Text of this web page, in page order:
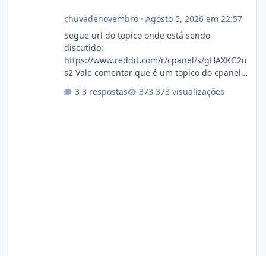
chuvadenovembro· Agosto 5, 2026 em 22:57
Segue url do topico onde está sendo
discutido:
https://www.reddit.com/r/cpanel/s/gHAXKG2u
s2 Vale comentar que é um topico do cpanel...
3 respostas 373 visualizações